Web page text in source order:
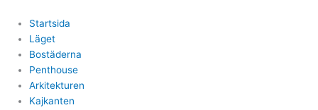
indholdet
Startsida
Läget
Bostäderna
Penthouse
Arkitekturen
Kajkanten